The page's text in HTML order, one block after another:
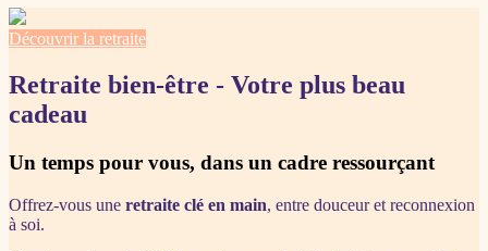
Découvrir la retraite
Retraite bien-être - Votre plus beau
cadeau
Un temps pour vous, dans un cadre ressourçant
Offrez-vous une retraite clé en main, entre douceur et reconnexion
à soi.